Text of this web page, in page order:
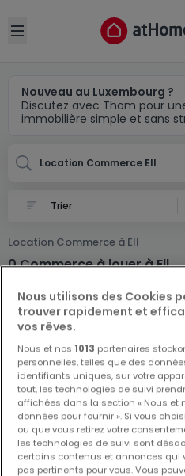
Open sidebar
Nouveau au Luxembourg ?
Discutez avec Thom pour
immobilière simple et sans
Location Commerce Ell
Location Commerce à Ell
0 Commerce à louer à Ell
Les nouvelles
avant
Activez une alerte sur cette
nouveaux biens ainsi que les
votre
Annuler
Nous utilisons des Cookies
trouver rapidement et
vos rêves.
Nous et nos 1013 partenaires
personnelles, telles que des
identifiants uniques, sur votre
tout, les technologies de suivi
affichées dans la section « Nous et
données pour fournir ». Si vous
ou que vous retirez votre
les technologies de suivi sont
certains contenus et annonces qui
pas pertinents pour vous. Vous